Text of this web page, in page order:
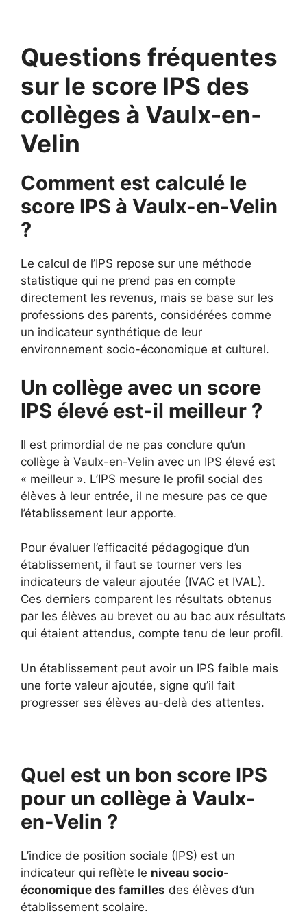
Questions fréquentes
sur le score IPS des
collèges à Vaulx-en-
Velin
Comment est calculé le
score IPS à Vaulx-en-Velin
?
Le calcul de l’IPS repose sur une méthode
statistique qui ne prend pas en compte
directement les revenus, mais se base sur les
professions des parents, considérées comme
un indicateur synthétique de leur
environnement socio-économique et culturel.
Un collège avec un score
IPS élevé est-il meilleur ?
Il est primordial de ne pas conclure qu’un
collège à Vaulx-en-Velin avec un IPS élevé est
« meilleur ». L’IPS mesure le profil social des
élèves à leur entrée, il ne mesure pas ce que
l’établissement leur apporte.
Pour évaluer l’efficacité pédagogique d’un
établissement, il faut se tourner vers les
indicateurs de valeur ajoutée (IVAC et IVAL).
Ces derniers comparent les résultats obtenus
par les élèves au brevet ou au bac aux résultats
qui étaient attendus, compte tenu de leur profil.
Un établissement peut avoir un IPS faible mais
une forte valeur ajoutée, signe qu’il fait
progresser ses élèves au-delà des attentes.
Quel est un bon score IPS
pour un collège à Vaulx-
en-Velin ?
L’indice de position sociale (IPS) est un
indicateur qui reflète le niveau socio-
économique des familles des élèves d’un
établissement scolaire.